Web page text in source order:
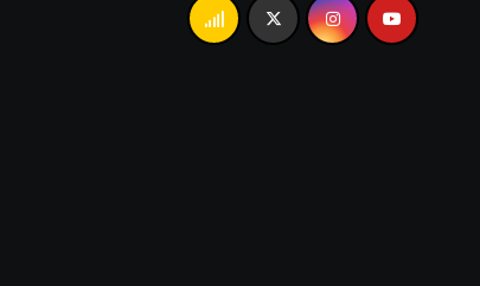
父の「あんましかな…」で大爆笑。忘れられない家族の